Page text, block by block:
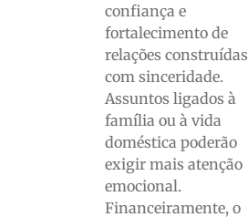
confiança e
fortalecimento de
relações construídas
com sinceridade.
Assuntos ligados à
família ou à vida
doméstica poderão
exigir mais atenção
emocional.
Financeiramente, o